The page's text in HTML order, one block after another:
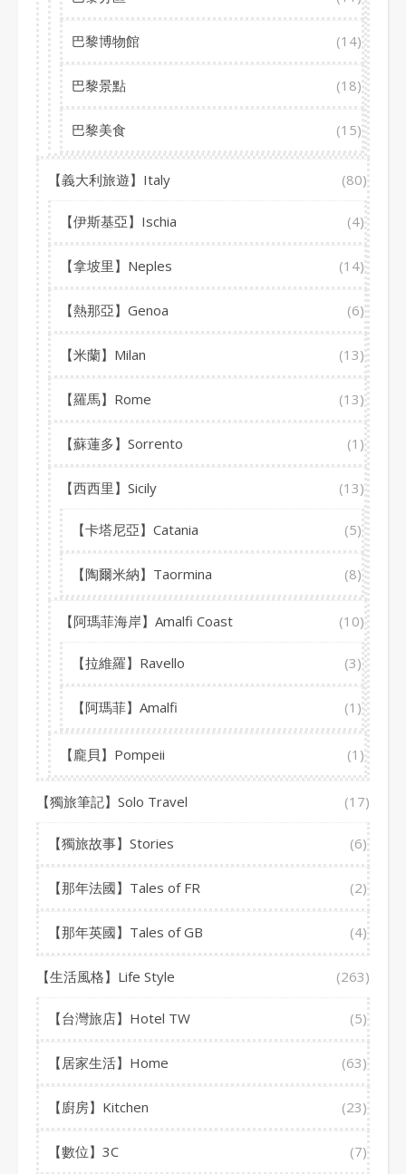
巴黎博物館 (14)
巴黎景點 (18)
巴黎美食 (15)
【義大利旅遊】Italy (80)
【伊斯基亞】Ischia (4)
【拿坡里】Neples (14)
【熱那亞】Genoa (6)
【米蘭】Milan (13)
【羅馬】Rome (13)
【蘇蓮多】Sorrento (1)
【西西里】Sicily (13)
【卡塔尼亞】Catania (5)
【陶爾米納】Taormina (8)
【阿瑪菲海岸】Amalfi Coast (10)
【拉維羅】Ravello (3)
【阿瑪菲】Amalfi (1)
【龐貝】Pompeii (1)
【獨旅筆記】Solo Travel (17)
【獨旅故事】Stories (6)
【那年法國】Tales of FR (2)
【那年英國】Tales of GB (4)
【生活風格】Life Style (263)
【台灣旅店】Hotel TW (5)
【居家生活】Home (63)
【廚房】Kitchen (23)
【數位】3C (7)